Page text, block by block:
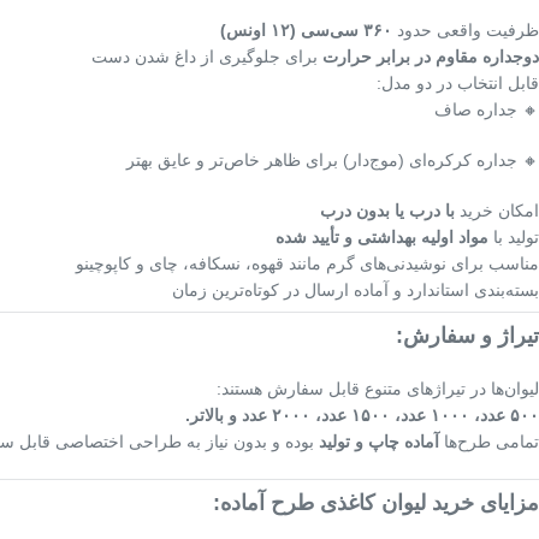
ظرفیت واقعی حدود ۳۶۰ سی‌سی (۱۲ اونس)
دوجداره مقاوم در برابر حرارت برای جلوگیری از داغ شدن دست
قابل انتخاب در دو مدل:
🔸 جداره صاف
🔸 جداره کرکره‌ای (موج‌دار) برای ظاهر خاص‌تر و عایق بهتر
امکان خرید با درب یا بدون درب
تولید با مواد اولیه بهداشتی و تأیید شده
مناسب برای نوشیدنی‌های گرم مانند قهوه، نسکافه، چای و کاپوچینو
بسته‌بندی استاندارد و آماده ارسال در کوتاه‌ترین زمان
تیراژ و سفارش:
لیوان‌ها در تیراژهای متنوع قابل سفارش هستند:
۵۰۰ عدد، ۱۰۰۰ عدد، ۱۵۰۰ عدد، ۲۰۰۰ عدد و بالاتر.
تمامی طرح‌ها
آماده چاپ و تولید بوده و بدون نیاز به طراحی اختصاصی قابل
مزایای خرید لیوان کاغذی طرح آماده: